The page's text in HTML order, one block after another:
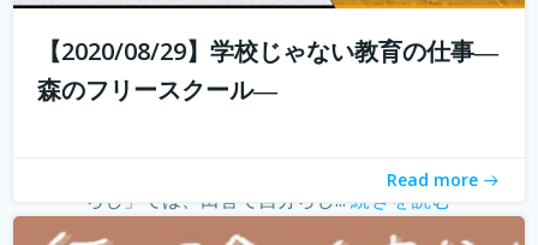
【2020/08/29】学校じゃない教育の仕事―
森のフリースクール―
Read more
withコロナ時代に入り、オンライン化が加速化すること
で、不便だと思われていた田舎も、不便に感じなくなって
う思う方も多いかもしれません。 「不便な田舎の自由な暮
らし」では、田舎で自分らし... 続きを読む